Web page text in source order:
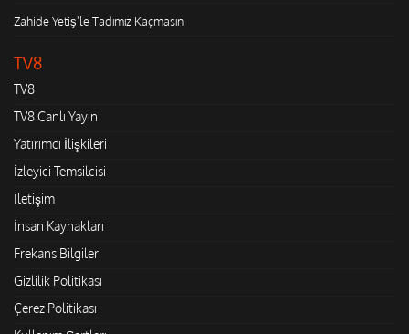
Zahide Yetiş'le Tadımız Kaçmasın
TV8
TV8
TV8 Canlı Yayın
Yatırımcı İlişkileri
İzleyici Temsilcisi
İletişim
İnsan Kaynakları
Frekans Bilgileri
Gizlilik Politikası
Çerez Politikası